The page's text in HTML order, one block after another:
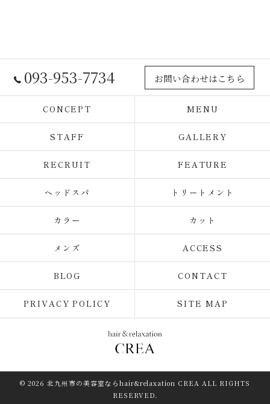
093-953-7734 お問い合わせはこちら
CONCEPT MENU
STAFF GALLERY
RECRUIT FEATURE
ヘッドスパ トリートメント
カラー カット
メンズ ACCESS
BLOG CONTACT
PRIVACY POLICY SITE MAP
© 2026 北九州市の美容室ならhair&relaxation CREA ALL RIGHTS
RESERVED.